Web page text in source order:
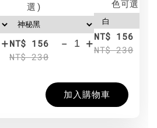
+
選)
NT$ 156
NT$ 230
- +
色可選)
NT$ 156
NT$ 230
加入購物車